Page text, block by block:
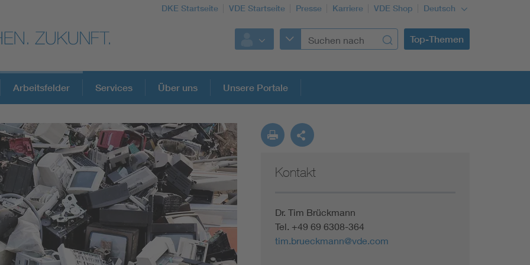
DKE Startseite VDE Startseite Presse Karriere VDE Shop Deutsch
Top-Themen
DKE Fachinformationen im Kontext der Normung
Blitzschutz: DIN EN 62305 in der Übersicht
Circular Economy für mehr Ressourceneffizienz
Cybersecurity in der Industrieautomatisierung
Funktionale Sicherheit schützt den Menschen
Gleichstromanwendungen im Wachstum
Installation und Betrieb von Mini-PV-Anlagen
Arbeitsfelder Services Über uns Unsere Portale
Kontakt
Dr. Tim Brückmann
Tel. +49 69 6308-364
tim.brueckmann@vde.com